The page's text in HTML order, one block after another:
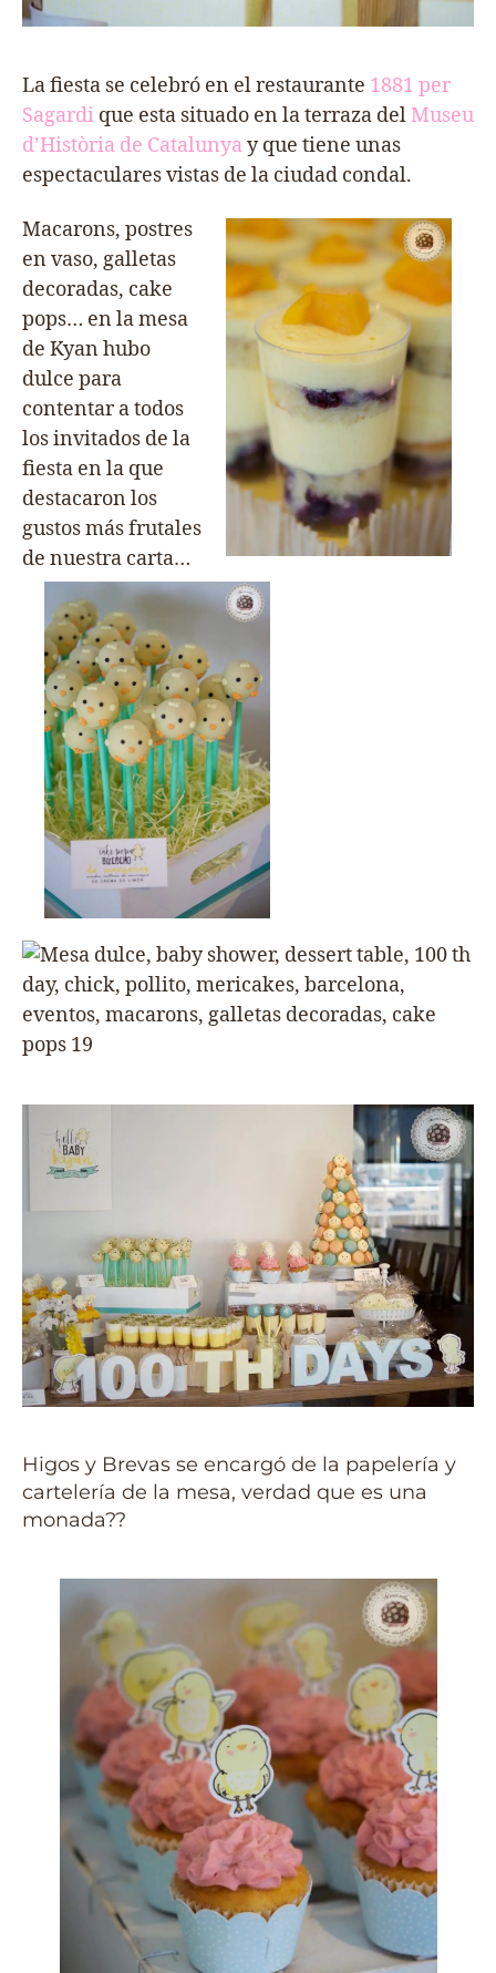
La fiesta se celebró en el restaurante 1881 per
Sagardi que esta situado en la terraza delMuseu
d’Història de Catalunyay que tiene unas
espectaculares vistas de la ciudad condal.
Macarons, postres
en vaso, galletas
decoradas, cake
pops… en la mesa
de Kyan hubo
dulce para
contentar a todos
los invitados de la
fiesta en la que
destacaron los
gustos más frutales
de nuestra carta…
Higos y Brevas se encargó de la papelería y
cartelería de la mesa, verdad que es una
monada??